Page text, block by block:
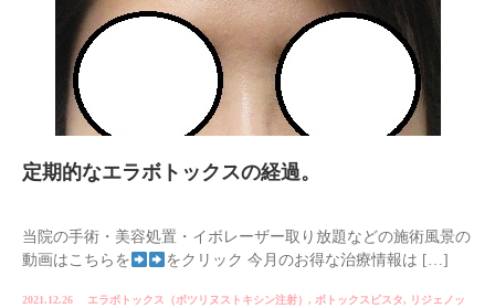
定期的なエラボトックスの経過。
当院の手術・美容処置・イボレーザー取り放題などの施術風景の
動画はこちらを
をクリック 今月のお得な治療情報は […]
2021.12.26 エラボトックス（ボツリヌストキシン注射） , ボトックスビスタ, リジェノッ